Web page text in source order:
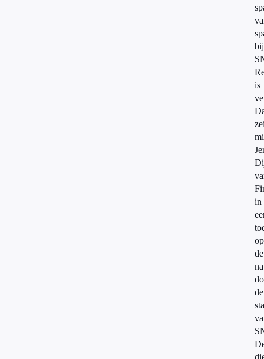
bij
is
in
op
de
de